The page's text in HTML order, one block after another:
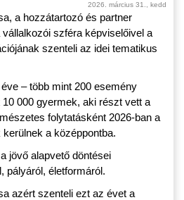
2026. március 31., kedd
a hozzátartozó és partner
szféra képviselőivel a
szenteli az idei tematikus
– több mint 200 esemény
000 gyermek, aki részt vett a
folytatásként 2026-ban a
a középpontba.
jövő alapvető döntései
pályáról, életformáról.
azért szenteli ezt az évet a